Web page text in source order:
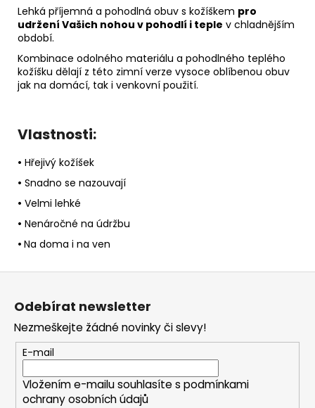
Lehká příjemná a pohodlná obuv s kožíškem pro
udržení Vašich nohou v pohodlí i teple v chladnějším
období.
Kombinace odolného materiálu a pohodlného teplého
kožíšku dělají z této zimní verze vysoce oblíbenou obuv
jak na domácí, tak i venkovní použití.
Vlastnosti:
• Hřejivý kožíšek
• Snadno se nazouvají
• Velmi lehké
• Nenáročné na údržbu
• Na doma i na ven
Odebírat newsletter
Nezmeškejte žádné novinky či slevy!
E-mail
Vložením e-mailu souhlasíte s podmínkami
ochrany osobních údajů